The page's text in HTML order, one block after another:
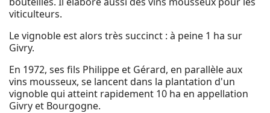
viticulteurs.
Le vignoble est alors très succinct : à peine 1 ha sur
Givry.
En 1972, ses fils Philippe et Gérard, en parallèle aux
vins mousseux, se lancent dans la plantation d'un
vignoble qui atteint rapidement 10 ha en appellation
Givry et Bourgogne.